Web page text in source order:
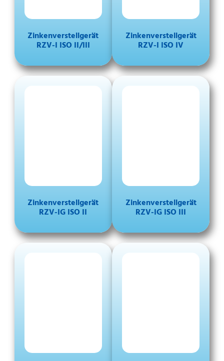
Zinkenverstellgerät
RZV-I ISO II/III
Zinkenverstellgerät
RZV-I ISO IV
Zinkenverstellgerät
RZV-IG ISO II
Zinkenverstellgerät
RZV-IG ISO III